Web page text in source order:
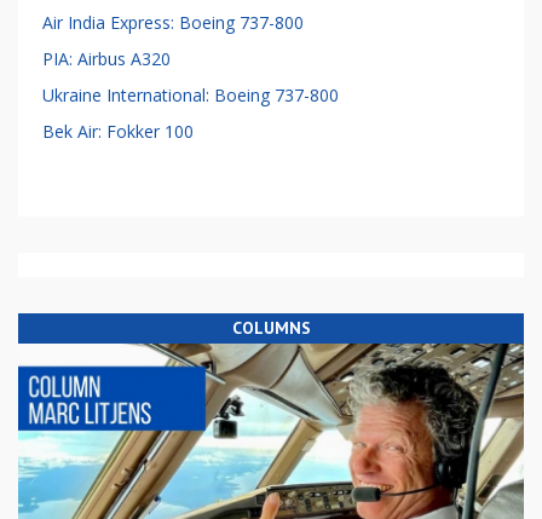
Air India Express: Boeing 737-800
PIA: Airbus A320
Ukraine International: Boeing 737-800
Bek Air: Fokker 100
COLUMNS